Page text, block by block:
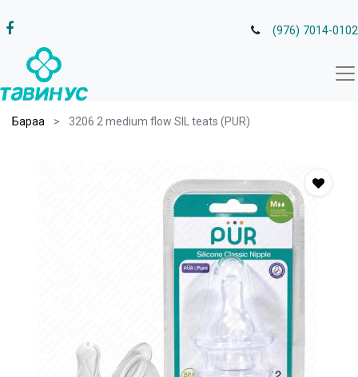
(976) 7014-0102
Бараа 3206 2 medium flow SIL teats (PUR)